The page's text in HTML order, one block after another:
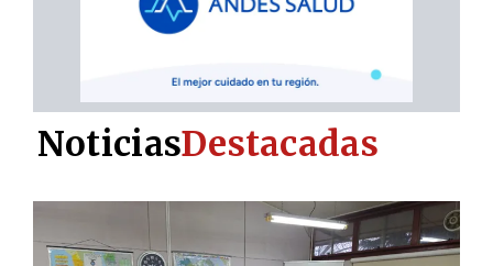
NoticiasDestacadas